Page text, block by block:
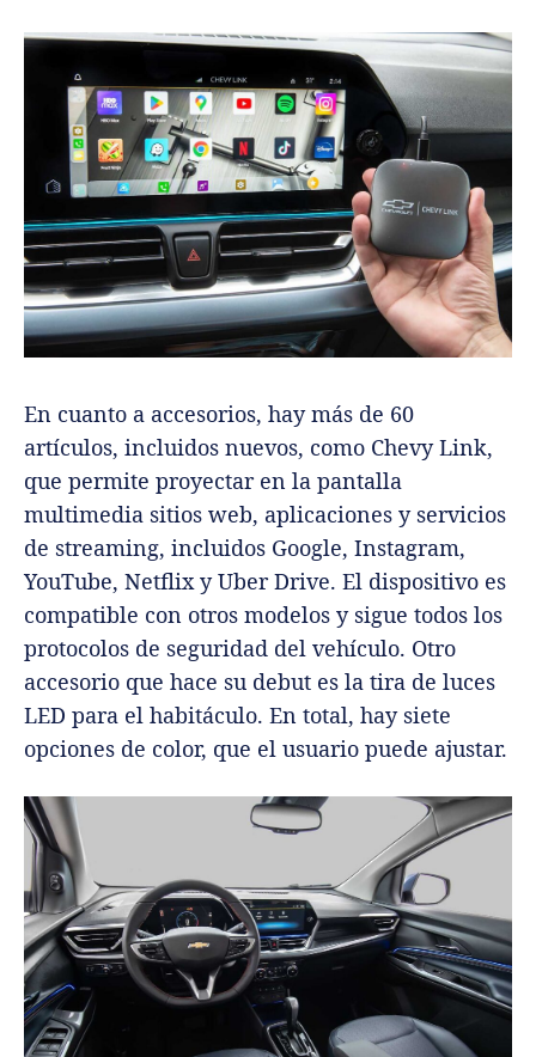
En cuanto a accesorios, hay más de 60
artículos, incluidos nuevos, como Chevy Link,
que permite proyectar en la pantalla
multimedia sitios web, aplicaciones y servicios
de streaming, incluidos Google, Instagram,
YouTube, Netflix y Uber Drive. El dispositivo es
compatible con otros modelos y sigue todos los
protocolos de seguridad del vehículo. Otro
accesorio que hace su debut es la tira de luces
LED para el habitáculo. En total, hay siete
opciones de color, que el usuario puede ajustar.